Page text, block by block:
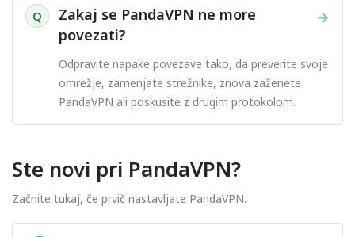
Q →
Zakaj se PandaVPN ne more
povezati?
Odpravite napake povezave tako, da preverite svoje
omrežje, zamenjate strežnike, znova zaženete
PandaVPN ali poskusite z drugim protokolom.
Ste novi pri PandaVPN?
Začnite tukaj, če prvič nastavljate PandaVPN.